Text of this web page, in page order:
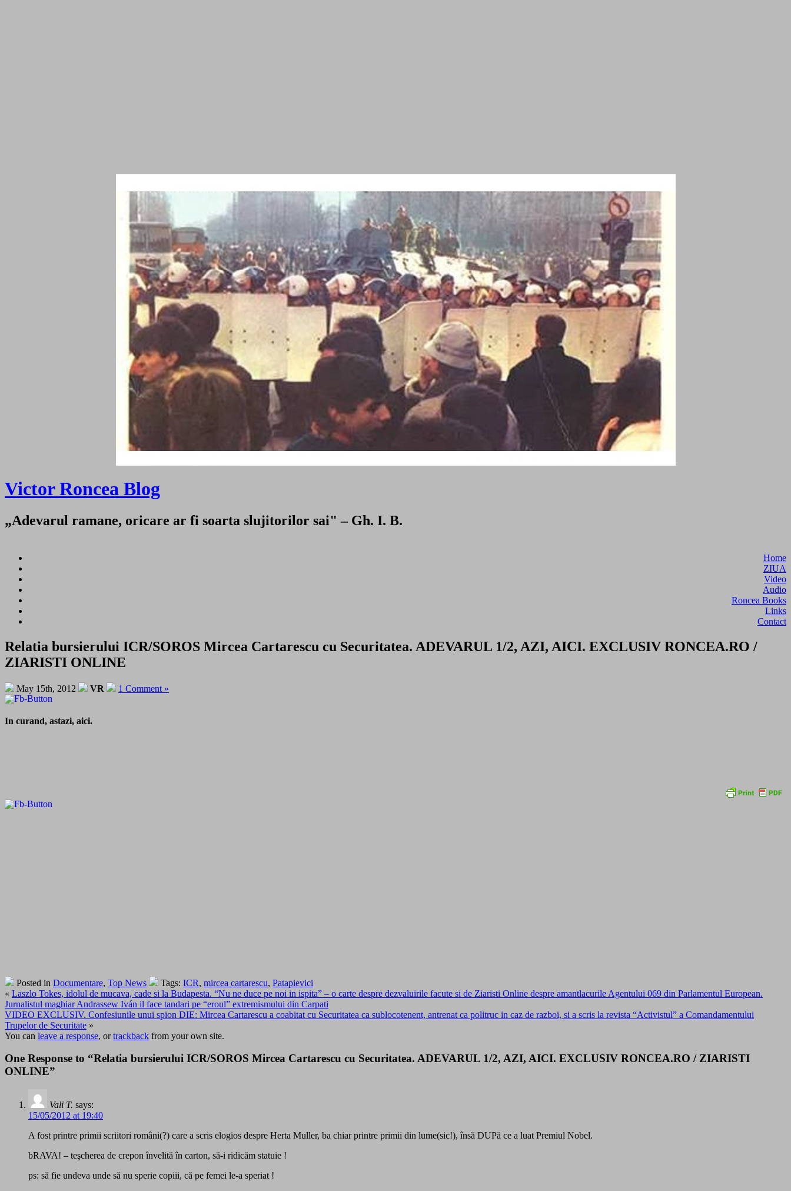
Victor Roncea Blog
„Adevarul ramane, oricare ar fi soarta slujitorilor sai" – Gh. I. B.
Home
ZIUA
Video
Audio
Roncea Books
Links
Contact
Relatia bursierului ICR/SOROS Mircea Cartarescu cu Securitatea. ADEVARUL 1/2, AZI, AICI. EXCLUSIV RONCEA.RO /
ZIARISTI ONLINE
May 15th, 2012 VR 1 Comment »
In curand, astazi, aici.
Posted in Documentare, Top News Tags: ICR, mircea cartarescu, Patapievici
« Laszlo Tokes, idolul de mucava, cade si la Budapesta. “Nu ne duce pe noi in ispita” – o carte despre dezvaluirile facute si de Ziaristi Online despre amantlacurile Agentului 069 din Parlamentul European.
Jurnalistul maghiar Andrassew Iván il face tandari pe “eroul” extremismului din Carpati
VIDEO EXCLUSIV. Confesiunile unui spion DIE: Mircea Cartarescu a coabitat cu Securitatea ca sublocotenent, antrenat ca politruc in caz de razboi, si a scris la revista “Activistul” a Comandamentului
Trupelor de Securitate »
You can leave a response, ortrackback from your own site.
One Response to “Relatia bursierului ICR/SOROS Mircea Cartarescu cu Securitatea. ADEVARUL 1/2, AZI, AICI. EXCLUSIV RONCEA.RO / ZIARISTI
ONLINE”
Vali T. says:
15/05/2012 at 19:40
A fost printre primii scriitori români(?) care a scris elogios despre Herta Muller, ba chiar printre primii din lume(sic!), însă DUPă ce a luat Premiul Nobel.
bRAVA! – teşcherea de crepon învelită în carton, să-i ridicăm statuie !
ps: să fie undeva unde să nu sperie copiii, că pe femei le-a speriat !